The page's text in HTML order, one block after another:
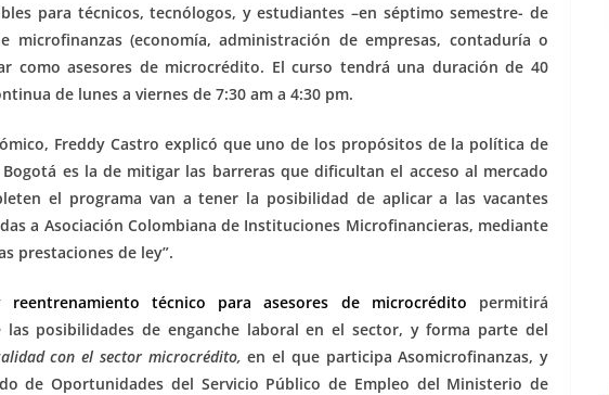
para técnicos, tecnólogos, y estudiantes –en séptimo semestre- de
microfinanzas (economía, administración de empresas, contaduría o
como asesores de microcrédito. El curso tendrá una duración de 40
de lunes a viernes de 7:30 am a 4:30 pm.
Freddy Castro explicó que uno de los propósitos de la política de
es la de mitigar las barreras que dificultan el acceso al mercado
el programa van a tener la posibilidad de aplicar a las vacantes
a Asociación Colombiana de Instituciones Microfinancieras, mediante
prestaciones de ley”.
técnico para asesores de microcrédito permitirá
las posibilidades de enganche laboral en el sector, y forma parte del
con el sector microcrédito, en el que participa Asomicrofinanzas, y
de Oportunidades del Servicio Público de Empleo del Ministerio de